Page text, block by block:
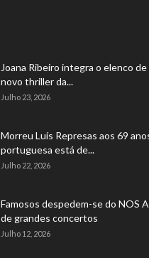
Joana Ribeiro integra o elenco de
novo thriller da...
Julho 23, 2026
Morreu Luís Represas aos 69
portuguesa está de...
Julho 22, 2026
Famosos despedem-se do NOS
de grandes concertos
Julho 12, 2026